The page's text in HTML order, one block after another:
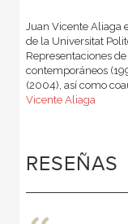
Juan Vicente Aliaga
de la Universitat
Representaciones
contemporáneos
(2004), así como
Vicente Aliaga
RESEÑAS